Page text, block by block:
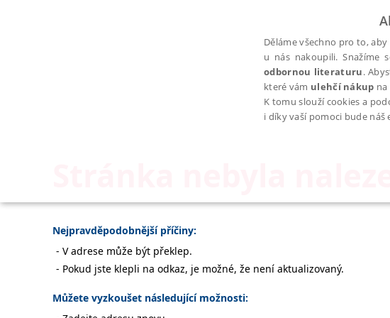
Stránka nebyla
Nejpravděpodobnější příčiny:
V adrese může být překlep.
Pokud jste klepli na odkaz, je možné, že není aktualizovaný.
Můžete vyzkoušet následující možnosti:
Děláme všechno pro to,
u nás nakoupili. Snažíme
odbornou literaturu.
které vám ulehčí nákup
K tomu slouží cookies a
i díky vaší pomoci bude náš
NEZBYTNÉ
Nezbytné
Nezbytně nutné soubory cookie umožňují základní funkce webových stránek, jako